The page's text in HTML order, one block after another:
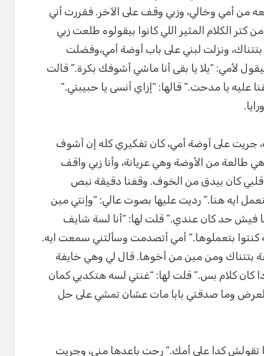
من أمي وخالي، وزبي وقف على الآخر. فقررت أني
الكلام المثير اللي كانوا بيقولوه طلعت زبي
ونزلت لبني على باب أوضة أمي،وفضلت
لأمي: “يلا يا بقى أنا ماشي أشوفك بكرة.” قالت
عليه يا مدحت.” قالها: “إزاي أنسى يا حبيبتي.”
على أوضة أمي، كان تفكيري كله إن أشوف
طالعة من الأوضة وهي عريانة، وأنا زبي واقف
كان بيدق من الخوف. وقفنا دقيقة نبص
ايه هنا.” رديت عليها بصوت عالي: “وإنتي مين
فيش حد كان عندي.” قلت لها: “أنا لسة شايف
بتعملوها.” أمي أتصدمت وسألتني سمعت ايه.
بتتناك ومن مين من أخوها. قال لي وهي خايفة
كان كلام بس.” قلت لها: “غنتي لسه هتكدبي كمان
وما صدقتي بابا مات عشان تمشي على حل
كدا على أمك.” رحت باعدها مني، وجريت